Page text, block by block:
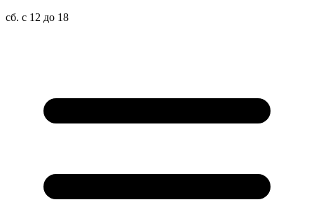
сб. с 12 до 18